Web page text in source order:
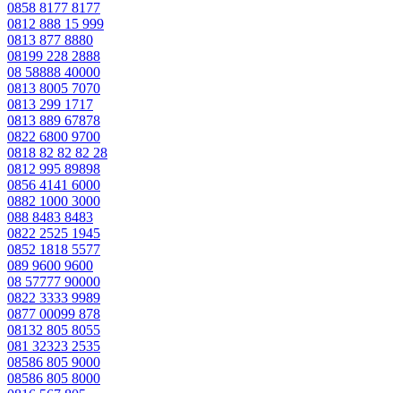
0858 8177 8177
0812 888 15 999
0813 877 8880
08199 228 2888
08 58888 40000
0813 8005 7070
0813 299 1717
0813 889 67878
0822 6800 9700
0818 82 82 82 28
0812 995 89898
0856 4141 6000
0882 1000 3000
088 8483 8483
0822 2525 1945
0852 1818 5577
089 9600 9600
08 57777 90000
0822 3333 9989
0877 00099 878
08132 805 8055
081 32323 2535
08586 805 9000
08586 805 8000